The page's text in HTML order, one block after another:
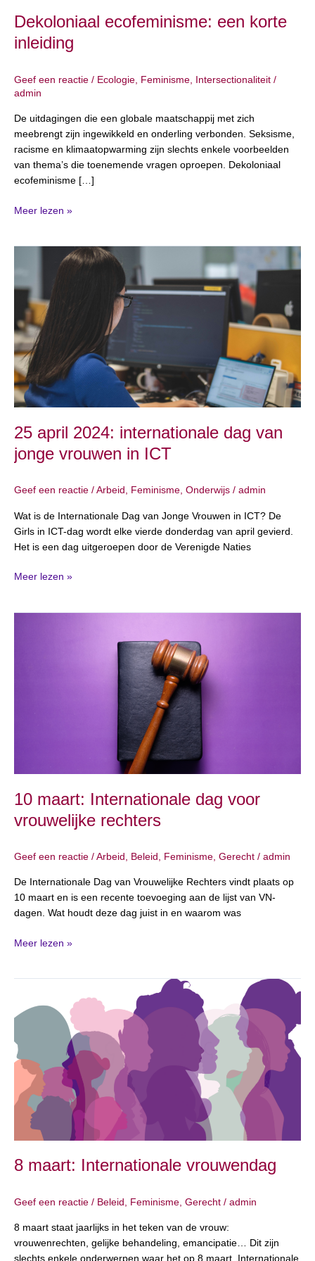
Dekoloniaal ecofeminisme: een korte
inleiding
Geef een reactie / Ecologie Feminisme Intersectionaliteit /
admin
De uitdagingen die een globale maatschappij met zich
meebrengt zijn ingewikkeld en onderling verbonden. Seksisme,
racisme en klimaatopwarming zijn slechts enkele voorbeelden
van thema’s die toenemende vragen oproepen. Dekoloniaal
ecofeminisme […]
Meer lezen »
25 april 2024: internationale dag van
jonge vrouwen in ICT
Geef een reactie / Arbeid , Feminisme, Onderwijs / admin
Wat is de Internationale Dag van Jonge Vrouwen in ICT? De
Girls in ICT-dag wordt elke vierde donderdag van april gevierd.
Het is een dag uitgeroepen door de Verenigde Naties
2024:
internationale
van
jonge
vrouwen
in
ICT
Meer lezen »
10 maart: Internationale dag voor
vrouwelijke rechters
Geef een reactie / Arbeid Beleid Feminisme Gerecht / admin
De Internationale Dag van Vrouwelijke Rechters vindt plaats op
10 maart en is een recente toevoeging aan de lijst van VN-
dagen. Wat houdt deze dag juist in en waarom was
Meer lezen »
8 maart: Internationale vrouwendag
Geef een reactie / Beleid Feminisme Gerecht / admin
8 maart staat jaarlijks in het teken van de vrouw:
vrouwenrechten, gelijke behandeling, emancipatie… Dit zijn
slechts enkele onderwerpen waar het op 8 maart, Internationale
Internationale